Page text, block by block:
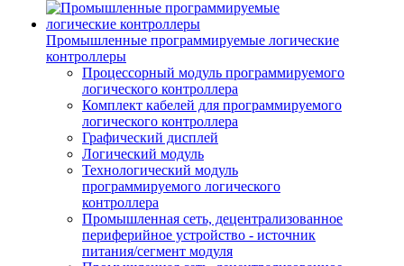
Промышленные программируемые логические
контроллеры
Процессорный модуль программируемого
логического контроллера
Комплект кабелей для программируемого
логического контроллера
Графический дисплей
Логический модуль
Технологический модуль
программируемого логического
контроллера
Промышленная сеть, децентрализованное
периферийное устройство - источник
питания/сегмент модуля